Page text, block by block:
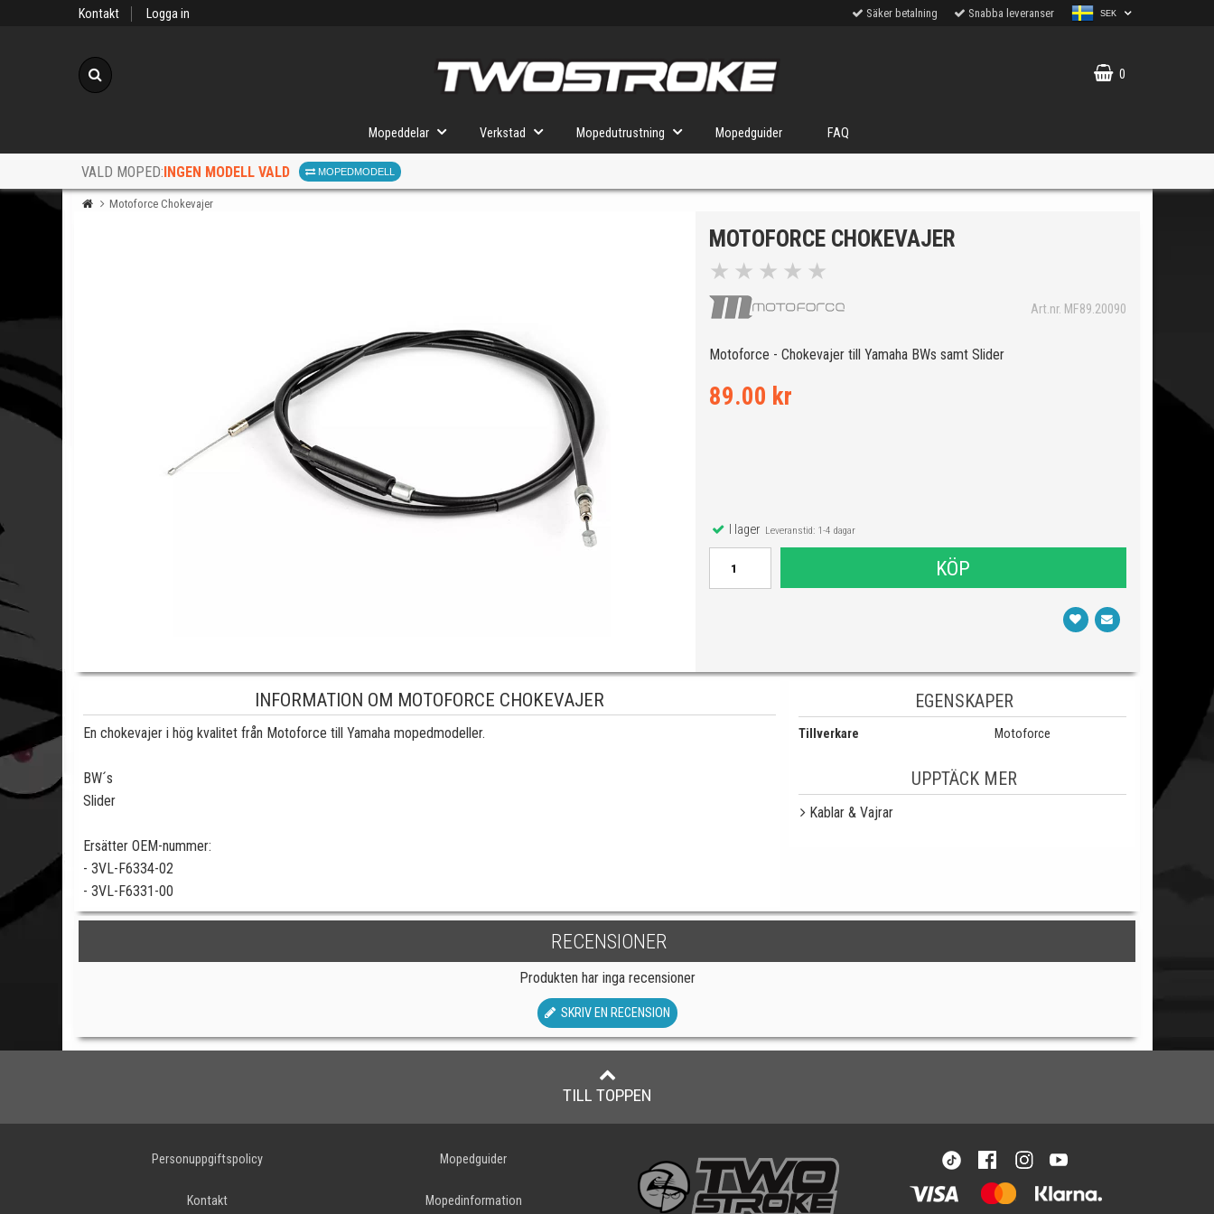
Kontakt Logga in Säker betalning Snabba leveranser SEK
0
Mopeddelar Verkstad Mopedutrustning Mopedguider FAQ
VALD MOPED:INGEN MODELL VALD MOPEDMODELL
FÖR RÄTT DELAR
När du valt kommer butiken visa delar för vald moped och universella produkter.
Motoforce Chokevajer
MOTOFORCE CHOKEVAJER
★ ★ ★ ★ ★
Art.nr. MF89.20090
Motoforce - Chokevajer till Yamaha BWs samt Slider
89.00 kr
I lagerLeveranstid: 1-4 dagar
KÖP
INFORMATION OM MOTOFORCE CHOKEVAJER
En chokevajer i hög kvalitet från Motoforce till Yamaha mopedmodeller.
BW´s
Slider
Ersätter OEM-nummer:
- 3VL-F6334-02
- 3VL-F6331-00
EGENSKAPER
Tillverkare Motoforce
UPPTÄCK MER
Kablar & Vajrar
RECENSIONER
Produkten har inga recensioner
SKRIV EN RECENSION
TILL TOPPEN
Personuppgiftspolicy
Kontakt
Mopedguider
Mopedinformation